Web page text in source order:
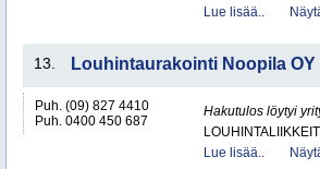
Lue lisää..
13. Louhintaurakointi Noopila OY
Puh. (09) 827 4410
Puh. 0400 450 687
Hakutulos löytyi
Lue lisää..